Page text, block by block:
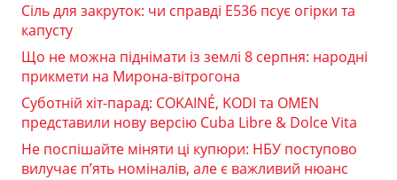
Сіль для закруток: чи справді Е536 псує огірки та
капусту
Що не можна піднімати із землі 8 серпня: народні
прикмети на Мирона-вітрогона
Суботній хіт-парад: COKAINÉ, KODI та OMEN
представили нову версію Cuba Libre & Dolce Vita
Не поспішайте міняти ці купюри: НБУ поступово
вилучає п’ять номіналів, але є важливий нюанс